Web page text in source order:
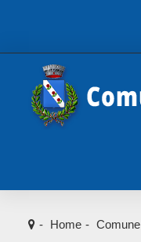
Home Comune